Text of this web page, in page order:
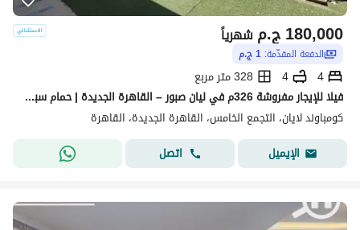
ج.م180,000 شهرياً
الدفعة المقدّمة: 1 ج.م
4
4
328 متر مربع
فيلا للإيجار مفروشة 326م في ليان صبور – القاهرة الجديدة | حمام سباحة
كومباوند لايان، التجمع الخامس، القاهرة الجديدة، القاهرة
الإيميل
اتصل